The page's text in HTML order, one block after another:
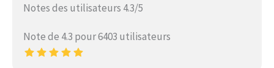
Notes des utilisateurs 4.3/5
Note de 4.3 pour 6403 utilisateurs